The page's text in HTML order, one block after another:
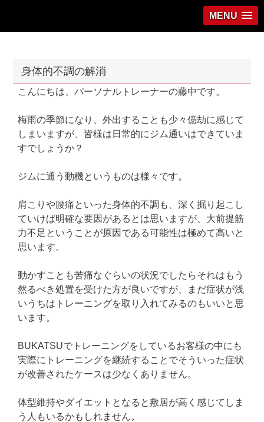
MENU
身体的不調の解消
こんにちは、パーソナルトレーナーの藤中です。
梅雨の季節になり、外出することも少々億劫に感じて
しまいますが、皆様は日常的にジム通いはできていま
すでしょうか？
ジムに通う動機というものは様々です。
肩こりや腰痛といった身体的不調も、深く掘り起こし
ていけば明確な要因があるとは思いますが、大前提筋
力不足ということが原因である可能性は極めて高いと
思います。
動かすことも苦痛なぐらいの状況でしたらそれはもう
然るべき処置を受けた方が良いですが、まだ症状が浅
いうちはトレーニングを取り入れてみるのもいいと思
います。
BUKATSUでトレーニングをしているお客様の中にも
実際にトレーニングを継続することでそういった症状
が改善されたケースは少なくありません。
体型維持やダイエットとなると敷居が高く感じてしま
う人もいるかもしれません。